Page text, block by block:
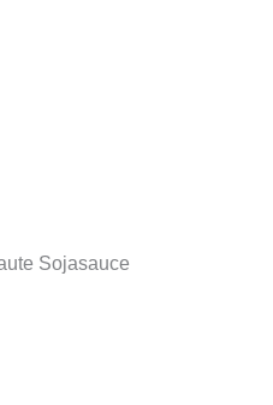
Sojasauce